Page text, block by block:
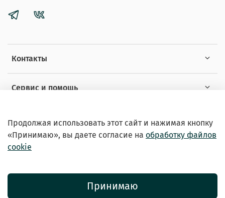
Контакты
Сервис и помощь
© 2026 Зоомагазин «EXOTICANIMALS»
Продолжая использовать этот сайт и нажимая кнопку
«Принимаю», вы даете согласие на обработку файлов
cookie
Принимаю